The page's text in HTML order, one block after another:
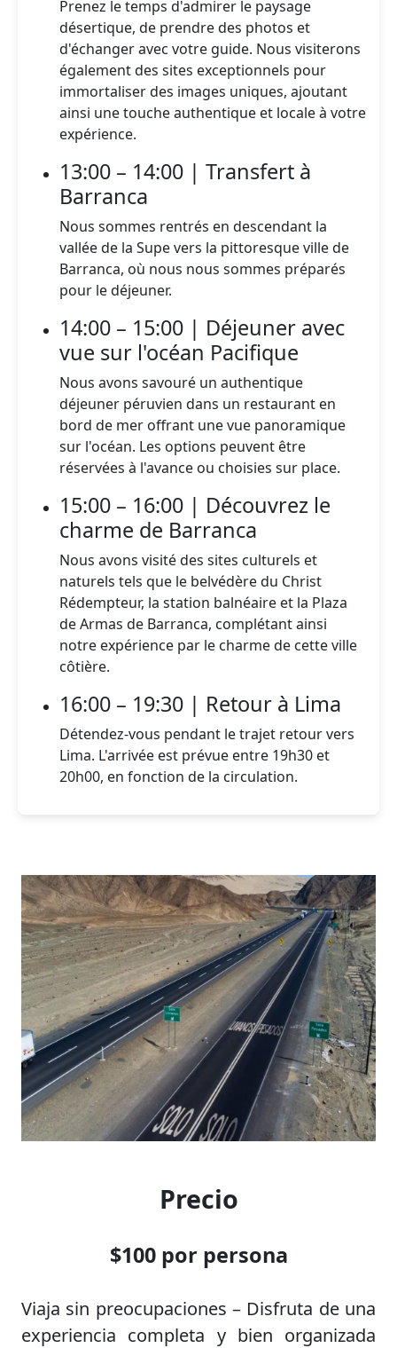
Prenez le temps d'admirer le paysage
désertique, de prendre des photos et
d'échanger avec votre guide. Nous visiterons
également des sites exceptionnels pour
immortaliser des images uniques, ajoutant
ainsi une touche authentique et locale à votre
expérience.
13:00 – 14:00 | Transfert à
Barranca
Nous sommes rentrés en descendant la
vallée de la Supe vers la pittoresque ville de
Barranca, où nous nous sommes préparés
pour le déjeuner.
14:00 – 15:00 | Déjeuner avec
vue sur l'océan Pacifique
Nous avons savouré un authentique
déjeuner péruvien dans un restaurant en
bord de mer offrant une vue panoramique
sur l'océan. Les options peuvent être
réservées à l'avance ou choisies sur place.
15:00 – 16:00 | Découvrez le
charme de Barranca
Nous avons visité des sites culturels et
naturels tels que le belvédère du Christ
Rédempteur, la station balnéaire et la Plaza
de Armas de Barranca, complétant ainsi
notre expérience par le charme de cette ville
côtière.
16:00 – 19:30 | Retour à Lima
Détendez-vous pendant le trajet retour vers
Lima. L'arrivée est prévue entre 19h30 et
20h00, en fonction de la circulation.
Precio
$100 por persona
Viaja sin preocupaciones – Disfruta de una
experiencia completa y bien organizada